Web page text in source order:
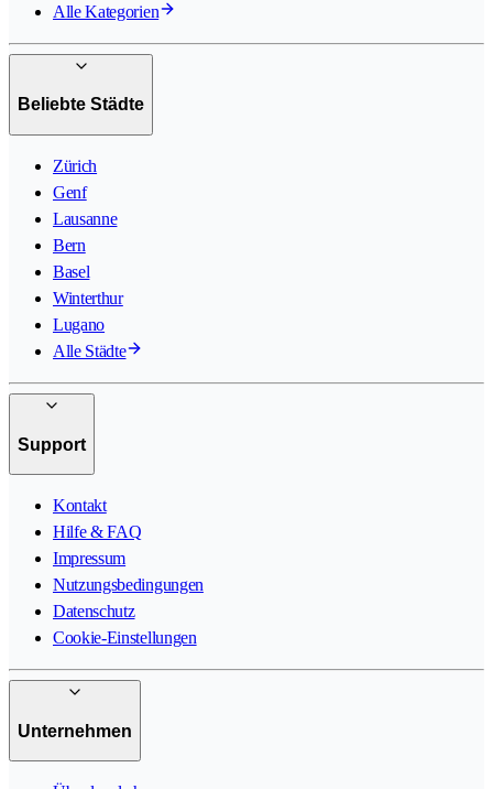
Alle Kategorien
Beliebte Städte
Zürich
Genf
Lausanne
Bern
Basel
Winterthur
Lugano
Alle Städte
Support
Kontakt
Hilfe & FAQ
Impressum
Nutzungsbedingungen
Datenschutz
Cookie-Einstellungen
Unternehmen